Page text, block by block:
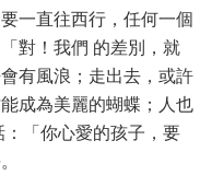
一直往西行，任何一個
對！我們 的差別，就
有風浪；走出去，或許
成為美麗的蝴蝶；人也
「你心愛的孩子，要